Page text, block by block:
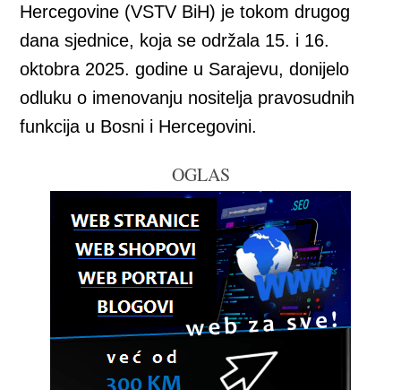
Hercegovine (VSTV BiH) je tokom drugog
dana sjednice, koja se održala 15. i 16.
oktobra 2025. godine u Sarajevu, donijelo
odluku o imenovanju nositelja pravosudnih
funkcija u Bosni i Hercegovini.
OGLAS